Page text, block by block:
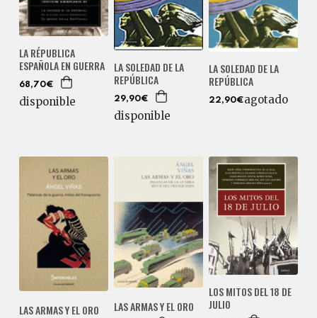
LA RÉPUBLICA
ESPAÑOLA EN GUERRA
68,70€
disponible
LA SOLEDAD DE LA
REPÚBLICA
29,90€
disponible
LA SOLEDAD DE LA
REPÚBLICA
22,90€agotado
LAS ARMAS Y EL ORO LAS ARMAS Y EL ORO
LOS MITOS DEL 18 DE
JULIO